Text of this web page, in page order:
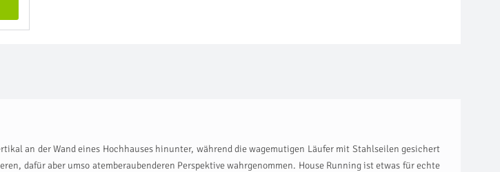
an der Wand eines Hochhauses hinunter, während die wagemutigen Läufer mit Stahlseilen gesichert
dafür aber umso atemberaubenderen Perspektive wahrgenommen. House Running ist etwas für echte